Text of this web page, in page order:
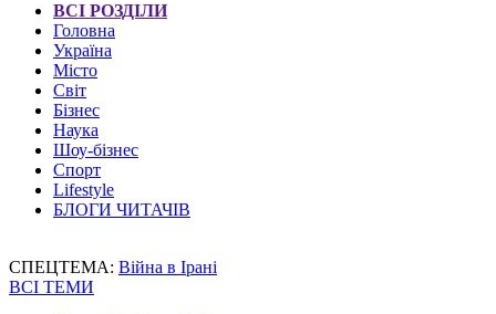
ВСІ РОЗДІЛИ
Головна
Україна
Місто
Світ
Бізнес
Наука
Шоу-бізнес
Спорт
Lifestyle
БЛОГИ ЧИТАЧІВ
СПЕЦТЕМА: Війна в Ірані
ВСІ ТЕМИ